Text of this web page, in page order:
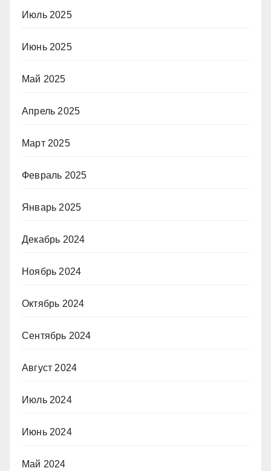
Июль 2025
Июнь 2025
Май 2025
Апрель 2025
Март 2025
Февраль 2025
Январь 2025
Декабрь 2024
Ноябрь 2024
Октябрь 2024
Сентябрь 2024
Август 2024
Июль 2024
Июнь 2024
Май 2024